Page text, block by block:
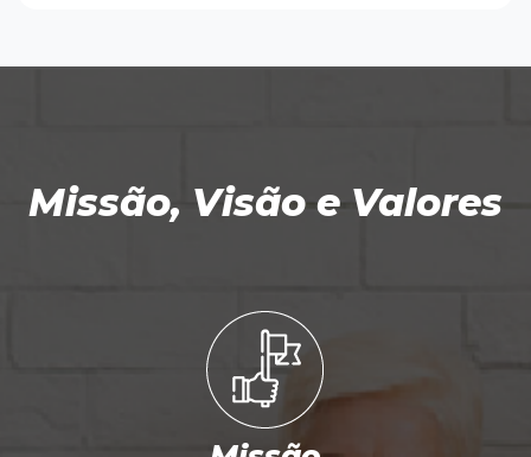
Missão, Visão e Valores